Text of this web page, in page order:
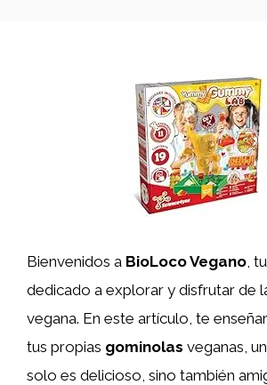
Bienvenidos a BioLoco Vegano,
dedicado a explorar y disfrutar de
vegana. En este artículo, te
tus propias gominolas veganas,
solo es delicioso, sino también